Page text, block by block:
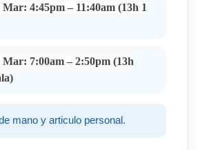
Mar: 4:45pm – 11:40am (13h 1
Mar: 7:00am – 2:50pm (13h
mano y articulo personal.